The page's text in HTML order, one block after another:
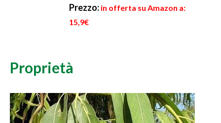
Prezzo: in offerta su Amazon a:
15,9€
Proprietà